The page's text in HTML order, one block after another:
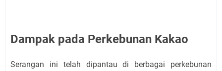
Dampak pada Perkebunan Kakao
Serangan ini telah dipantau di berbagai perkebunan